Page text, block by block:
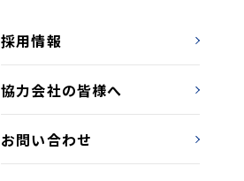
採用情報
協力会社の皆様へ
お問い合わせ